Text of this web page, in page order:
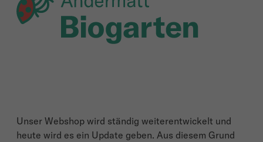
Unser Webshop wird ständig weiterentwickelt und
heute wird es ein Update geben. Aus diesem Grund